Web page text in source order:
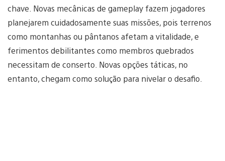
chave. Novas mecânicas de gameplay fazem jogadores
planejarem cuidadosamente suas missões, pois terrenos
como montanhas ou pântanos afetam a vitalidade, e
ferimentos debilitantes como membros quebrados
necessitam de conserto. Novas opções táticas, no
entanto, chegam como solução para nivelar o desafio.